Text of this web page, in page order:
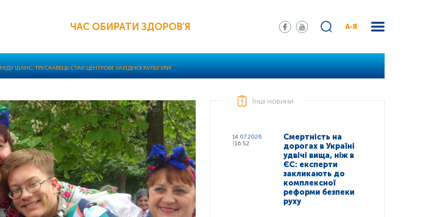
ЧАС ОБИРАТИ ЗДОРОВ'Я А-Я
ШАНС: ТРУСКАВЕЦЬ СТАЄ ЦЕНТРОМ ЗАХІДНОЇ КУЛЬТУРИ
Інші новини
14.07.2026
16:52
Смертність на
дорогах в Україні
удвічі вища, ніж в
ЄС: експерти
закликають до
комплексної
реформи безпеки
руху